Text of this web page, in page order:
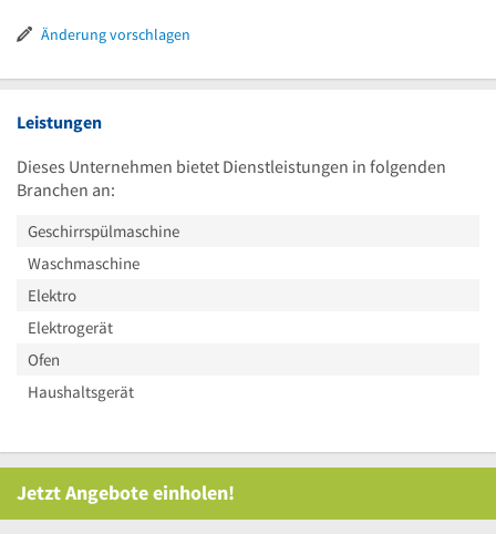
Uhr
Änderung vorschlagen
Leistungen
Dieses Unternehmen bietet Dienstleistungen in folgenden
Branchen an:
Geschirrspülmaschine
Waschmaschine
Elektro
Elektrogerät
Ofen
Haushaltsgerät
Jetzt Angebote einholen!